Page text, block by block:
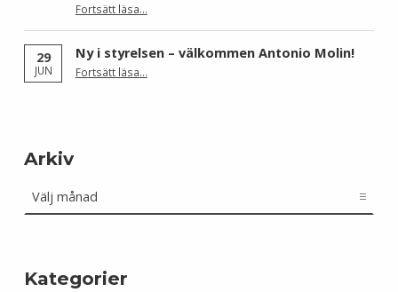
Fortsätt läsa“Wikimedia Sverige och Wikimedia Brasil får Sida-finansiering för att stärka civilsamhället kring fri kunskap”
…
29
JUN
Ny i styrelsen – välkommen Antonio Molin!
Fortsätt läsa“Ny i styrelsen – välkommen Antonio Molin!”
…
Arkiv
Kategorier